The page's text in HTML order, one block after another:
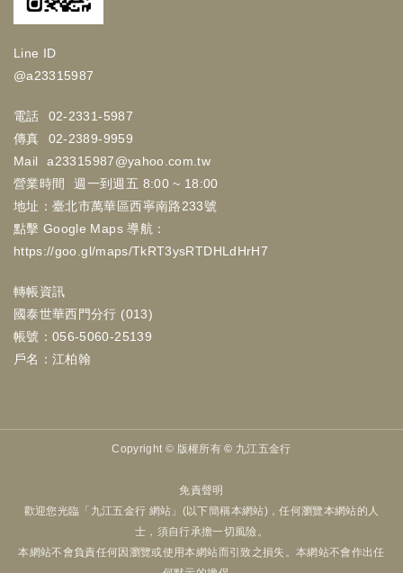
Line ID
@a23315987
電話
02-2331-5987
傳真
02-2389-9959
Mail
a23315987@yahoo.com.tw
營業時間
週一到週五 8:00 ~ 18:00
地址：臺北市萬華區西寧南路233號
點擊 Google Maps 導航：
https://goo.gl/maps/TkRT3ysRTDHLdHrH7
轉帳資訊
國泰世華西門分行 (013)
帳號：056-5060-25139
戶名：江柏翰
Copyright © 版權所有 © 九江五金行
免責聲明
歡迎您光臨「九江五金行 網站」(以下簡稱本網站)，任何瀏覽本網站的人
士，須自行承擔一切風險。
本網站不會負責任何因瀏覽或使用本網站而引致之損失。本網站不會作出任